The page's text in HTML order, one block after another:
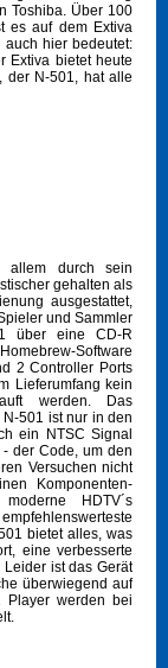
Toshiba. Über 100
es auf dem Extiva
auch hier bedeutet:
Extiva bietet heute
der N-501, hat alle
allem durch sein
gehalten als
ausgestattet,
und Sammler
über eine CD-R
Software
2 Controller Ports
Lieferumfang kein
werden. Das
501 ist nur in den
ein NTSC Signal
der Code, um den
Versuchen nicht
Komponenten-
HDTV´s
bietet alles, was
eine verbesserte
ist das Gerät
überwiegend auf
Player werden bei